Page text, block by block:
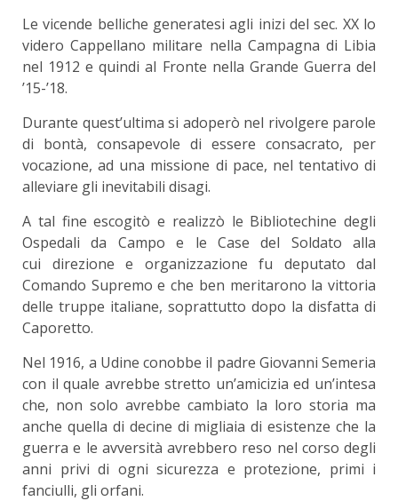
Le vicende belliche generatesi agli inizi del sec. XX lo
videro Cappellano militare nella Campagna di Libia
nel 1912 e quindi al Fronte nella Grande Guerra del
’15-’18.
Durante quest’ultima si adoperò nel rivolgere parole
di bontà, consapevole di essere consacrato, per
vocazione, ad una missione di pace, nel tentativo di
alleviare gli inevitabili disagi.
A tal fine escogitò e realizzò le Bibliotechine degli
Ospedali da Campo e le Case del Soldato alla
cui direzione e organizzazione fu deputato dal
Comando Supremo e che ben meritarono la vittoria
delle truppe italiane, soprattutto dopo la disfatta di
Caporetto.
Nel 1916, a Udine conobbe il padre Giovanni Semeria
con il quale avrebbe stretto un’amicizia ed un’intesa
che, non solo avrebbe cambiato la loro storia ma
anche quella di decine di migliaia di esistenze che la
guerra e le avversità avrebbero reso nel corso degli
anni privi di ogni sicurezza e protezione, primi i
fanciulli, gli orfani.